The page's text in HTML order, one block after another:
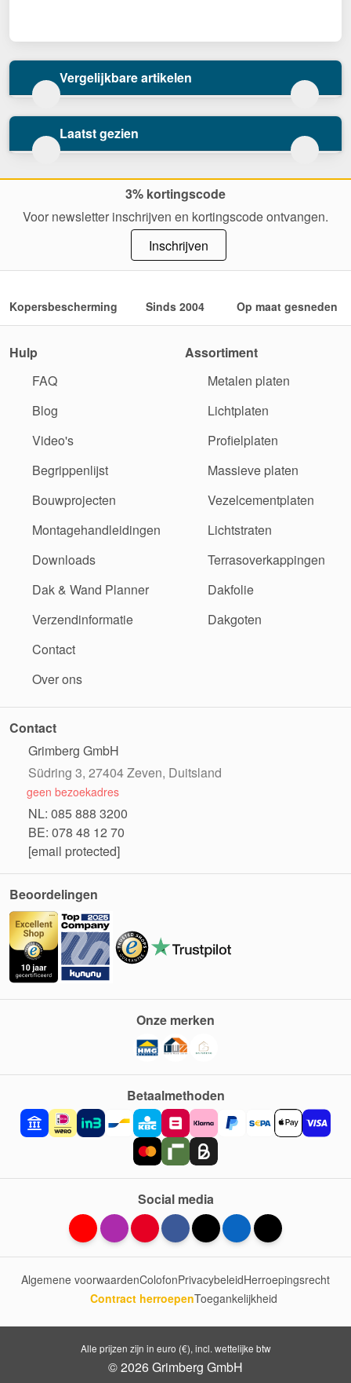
Vergelijkbare artikelen
Laatst gezien
3% kortingscode
Voor newsletter inschrijven en kortingscode ontvangen.
Inschrijven
Kopersbescherming Sinds 2004 Op maat gesneden
Hulp
FAQ
Blog
Video's
Begrippenlijst
Bouwprojecten
Montagehandleidingen
Downloads
Dak & Wand Planner
Verzendinformatie
Contact
Over ons
Assortiment
Metalen platen
Lichtplaten
Profielplaten
Massieve platen
Vezelcementplaten
Lichtstraten
Terrasoverkappingen
Dakfolie
Dakgoten
Contact
Grimberg GmbH
Südring 3, 27404 Zeven, Duitsland
geen bezoekadres
NL: 085 888 3200
BE: 078 48 12 70
[email protected]
Beoordelingen
Betaalmethoden
Onze merken
Social media
Algemene voorwaardenColofonPrivacybeleidHerroepingsrecht
Contract herroepenToegankelijkheid
Alle prijzen zijn in euro (€), incl. wettelijke btw
© 2026 Grimberg GmbH